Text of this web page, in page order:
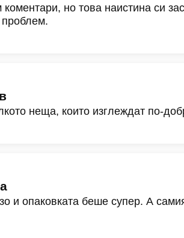
коментари, но това наистина си
проблем.
неща, които изглеждат по-
и опаковката беше супер. А